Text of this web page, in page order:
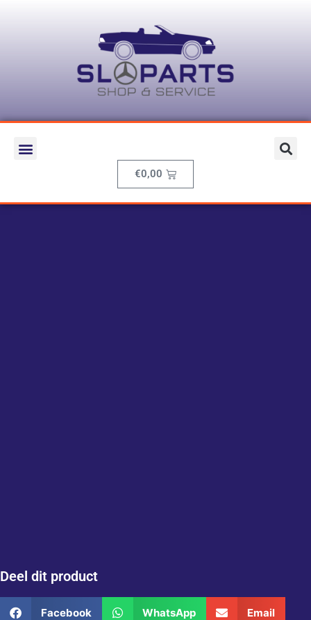
€0,00
Deel dit product
Facebook WhatsApp Email